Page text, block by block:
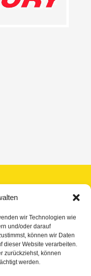
wir Technologien wie
und/oder darauf
können wir Daten
dieser Website verarbeiten.
zurückziehst, können
werden.